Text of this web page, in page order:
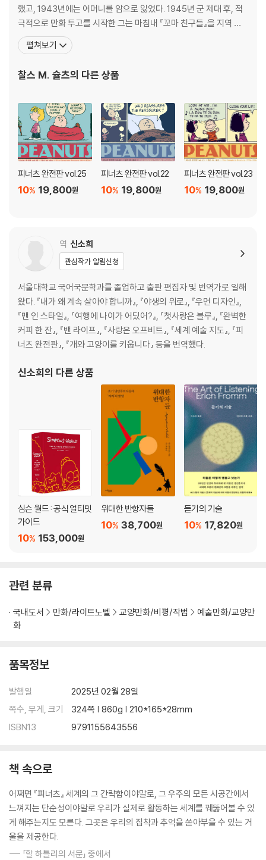
했고, 1943년에는 어머니를 암으로 잃었다. 1945년 군 제대 후, 적
극적으로 만화 투고를 시작한 그는 마침내 『꼬마 친구들』을 지역 신
문에 싣게 된다. 그러고 나서 유니이티드 피처 신디케이트를 통해 19
50년 10월 2일부터 『피너츠』를 연재한다. 1950년부터 2000년까
성취로 자리 잡았다. 전 세계 75개국
펼쳐보기
찰스 M. 슐츠의 다른 상품
피너츠 완전판 vol.25
19,800원
10%
피너츠 완전판 vol.22
19,800원
10%
피너츠 완전판 vol.23
19,800원
10%
역 신소희
관심작가 알림신청
서울대학교 국어국문학과를 졸업하고 출판 편집자 및 번역가로 일해
왔다. 『내가 왜 계속 살아야 합니까』, 『야생의 위로』, 『우먼 디자인』,
『맨 인 스타일』, 『여행에 나이가 어딨어?』, 『첫사랑은 블루』, 『완벽한
커피 한 잔』, 『밴 라이프』, 『사랑은 오프비트』, 『세계 예술 지도』, 『피
너츠 완전판』, 『개와 고양이를 키웁니다』 등을 번역했다.
신소희의 다른 상품
심슨 월드 : 공식 얼티밋
가이드
153,000원
10%
위대한 반항자들
38,700원
10%
듣기의 기술
17,820원
10%
관련 분류
국내도서 만화/라이트노벨 교양만화/비평/작법
예술만화/교양만
화
품목정보
발행일
2025년 02월 28일
쪽수, 무게, 크기
324쪽 | 860g | 210*165*28mm
ISBN13
9791155643556
책 속으로
어쩌면 『피너츠』 세계의 그 간략함이야말로, 그 우주의 모든 시공간에서
느껴지는 단순성이야말로 우리가 실제로 활동하는 세계를 꿰뚫어볼 수 있
게 해주는지도 모른다. 그곳은 우리의 집착과 추억을 쏟아부을 수 있는 거
울을 제공한다.
--- 「할 하틀리의 서문」 중에서